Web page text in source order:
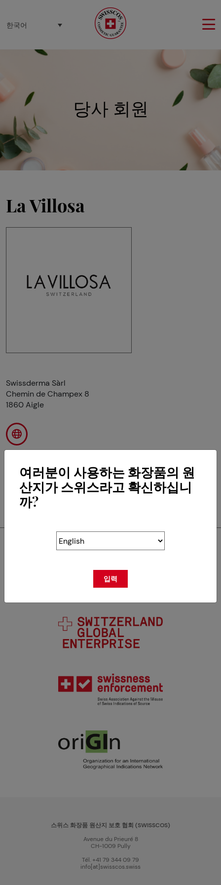
한국어
당사 회원
La Villosa
Swissderma Sàrl
Chemin de Champex 8
1860 Aigle
RETOUR
니다.
스위스 화장품 원산지 보호 협회 (SWISSCOS)
Avenue du Prieuré 8
CH-1009 Pully
Tél. +41 79 344 09 79
info[at]swisscos.swiss
여러분이 사용하는 화장품의 원
산지가 스위스라고 확신하십니
까?
입력